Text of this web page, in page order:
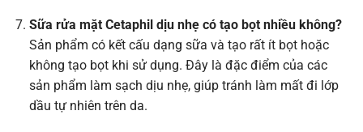
Sữa rửa mặt Cetaphil dịu nhẹ có tạo bọt nhiều không?
Sản phẩm có kết cấu dạng sữa và tạo rất ít bọt hoặc
không tạo bọt khi sử dụng. Đây là đặc điểm của các
sản phẩm làm sạch dịu nhẹ, giúp tránh làm mất đi lớp
dầu tự nhiên trên da.